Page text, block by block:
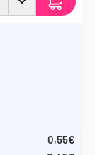
0,55€